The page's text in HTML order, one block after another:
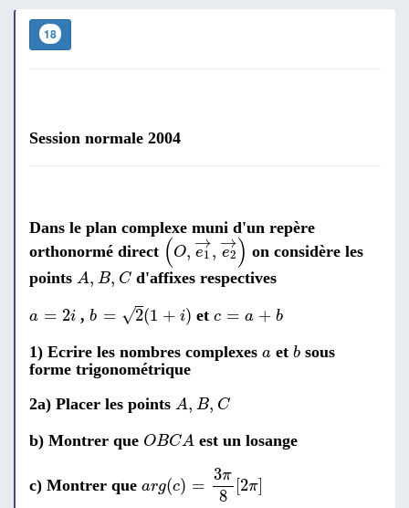
18
Session normale 2004
Dans le plan complexe muni d'un repère
orthonormé direct (O, →
e1 , →
e2)
(O,e1→,e2→)
on considère les
points A, B, C
A B, C d'affixes respectives
a = 2i
a= ,b = √2(1 + i)
b +i)
et c = a + b
c= +b
1) Ecrire les nombres complexes a
a et b
b sous
forme trigonométrique
2a) Placer les points A, B, C
A B, C
b) Montrer que OBCA
OBCA est un losange
c) Montrer que arg(c) =
3π
8
[2π]
8[